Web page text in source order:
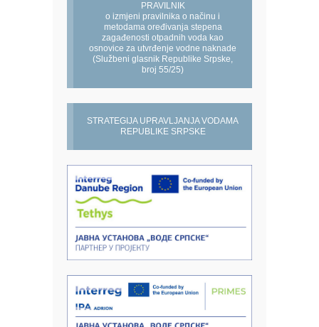
PRAVILNIK
o izmjeni pravilnika o načinu i
metodama oređivanja stepena
zagađenosti otpadnih voda kao
osnovice za utvrđenje vodne naknade
(Službeni glasnik Republike Srpske,
broj 55/25)
STRATEGIJA UPRAVLJANJA VODAMA
REPUBLIKE SRPSKE